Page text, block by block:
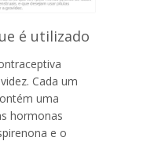
é utilizado
Cada um
uma
hormonas
e o